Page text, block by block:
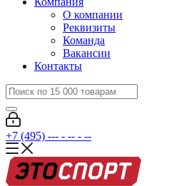
О компании
Реквизиты
Команда
Вакансии
Контакты
+7 (495) --- - -- - --